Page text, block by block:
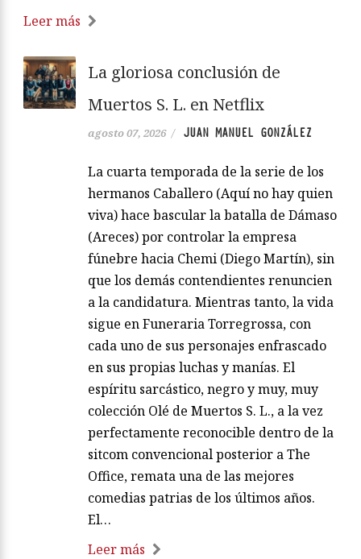
Leer más
La gloriosa conclusión de
Muertos S. L. en Netflix
agosto 07, 2026 / JUAN MANUEL GONZÁLEZ
La cuarta temporada de la serie de los
hermanos Caballero (Aquí no hay quien
viva) hace bascular la batalla de Dámaso
(Areces) por controlar la empresa
fúnebre hacia Chemi (Diego Martín), sin
que los demás contendientes renuncien
a la candidatura. Mientras tanto, la vida
sigue en Funeraria Torregrossa, con
cada uno de sus personajes enfrascado
en sus propias luchas y manías. El
espíritu sarcástico, negro y muy, muy
colección Olé de Muertos S. L., a la vez
perfectamente reconocible dentro de la
sitcom convencional posterior a The
Office, remata una de las mejores
comedias patrias de los últimos años.
El…
Leer más